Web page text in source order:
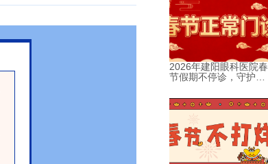
2026年建阳眼科医院春
节假期不停诊，守护健